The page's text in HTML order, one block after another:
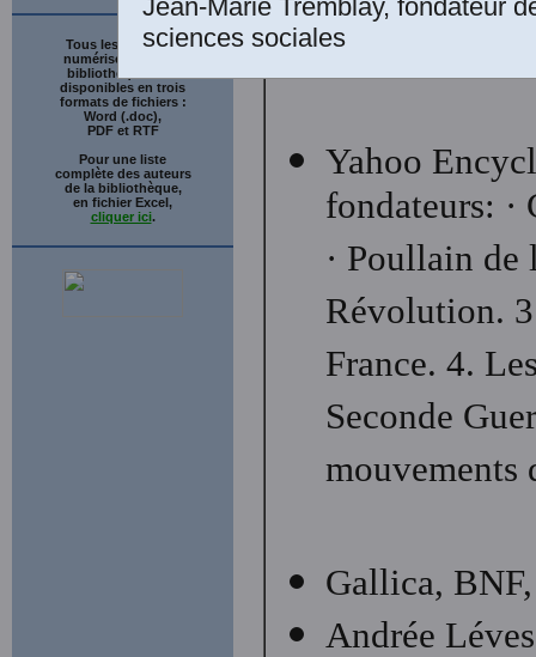
Tous les ouvrages
numérisés de cette
bibliothèque sont
disponibles en trois
formats de fichiers :
Word (.doc),
PDF et RTF
Pour une liste
complète des auteurs
de la bibliothèque,
en fichier Excel,
cliquer ici.
Passé
Yahoo
fondateurs: ·
· Poullain
Révolution.
France. 4.
Seconde
Gallica,
Andrée
Jean-Marie Tremblay, fondateur
sciences sociales